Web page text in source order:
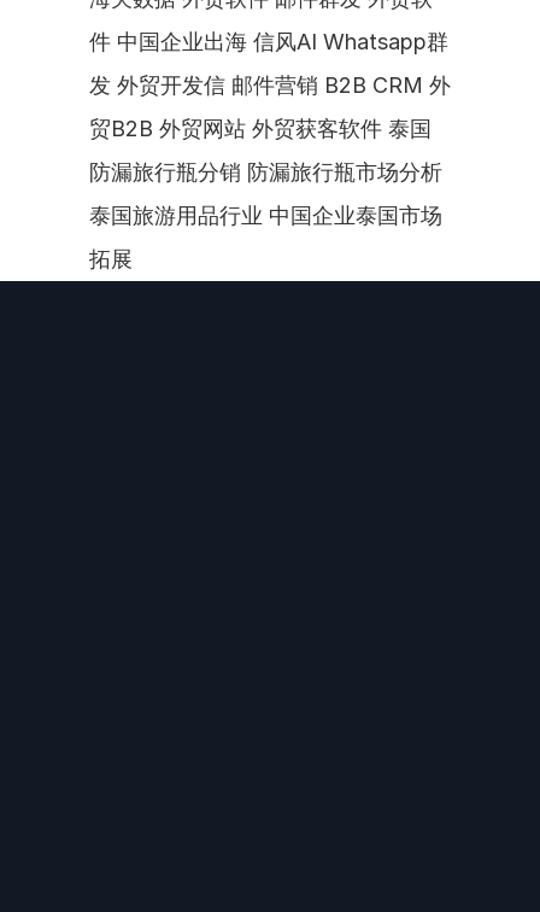
件 中国企业出海 信风AI Whatsapp群
发 外贸开发信 邮件营销 B2B CRM 外
贸B2B 外贸网站 外贸获客软件 泰国
防漏旅行瓶分销 防漏旅行瓶市场分析
泰国旅游用品行业 中国企业泰国市场
拓展